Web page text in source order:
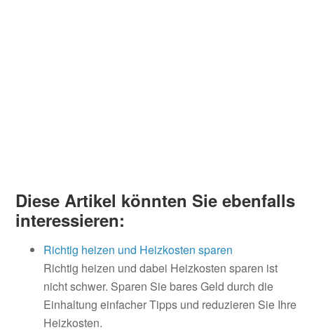
Diese Artikel könnten Sie ebenfalls
interessieren:
Richtig heizen und Heizkosten sparen
Richtig heizen und dabei Heizkosten sparen ist
nicht schwer. Sparen Sie bares Geld durch die
Einhaltung einfacher Tipps und reduzieren Sie Ihre
Heizkosten.